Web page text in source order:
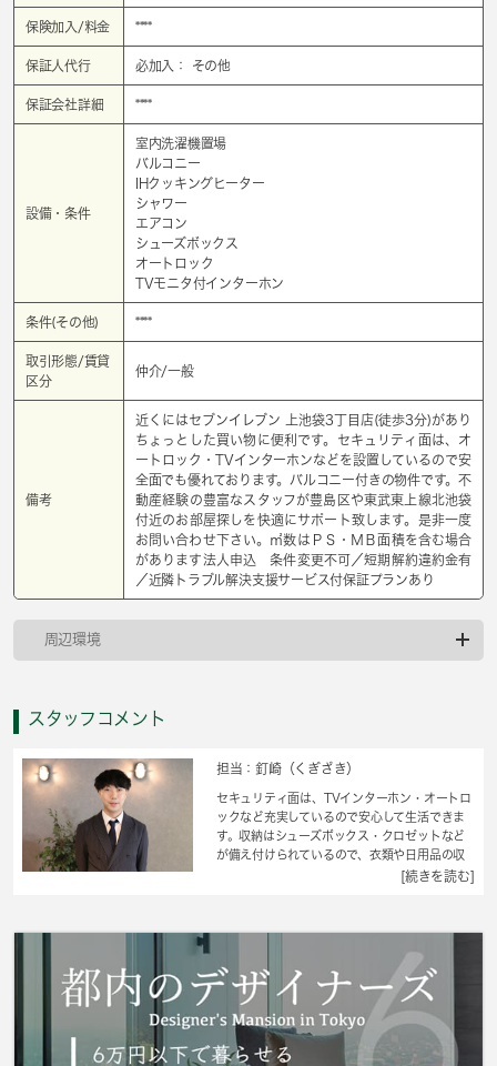
保険加入/料金 ****
保証人代行 必加入： その他
保証会社詳細 ****
設備・条件
室内洗濯機置場
バルコニー
IHクッキングヒーター
シャワー
エアコン
シューズボックス
オートロック
TVモニタ付インターホン
条件(その他) ****
取引形態/賃貸
区分
仲介/一般
備考
近くにはセブンイレブン 上池袋3丁目店(徒歩3分)があり
ちょっとした買い物に便利です。セキュリティ面は、オ
ートロック・TVインターホンなどを設置しているので安
全面でも優れております。バルコニー付きの物件です。不
動産経験の豊富なスタッフが豊島区や東武東上線北池袋
付近のお部屋探しを快適にサポート致します。是非一度
お問い合わせ下さい。㎡数はＰＳ・ＭＢ面積を含む場合
があります法人申込 条件変更不可／短期解約違約金有
／近隣トラブル解決支援サービス付保証プランあり
周辺環境
スタッフコメント
担当：釘崎（くぎざき）
セキュリティ面は、TVインターホン・オートロ
ックなど充実しているので安心して生活できま
す。収納はシューズボックス・クロゼットなど
が備え付けられているので、衣類や日用品の収
納に重宝します。価格5.7万円ながら充実した設
を始めましょう。ワンルームのお住まいです。
い。豊島区エリアや東武東上線北池袋付近での
住まい選びは、当社にお任せください。当社で
なら、お客様に合ったお部屋がきっと見つかり
ます。
[続きを読む]